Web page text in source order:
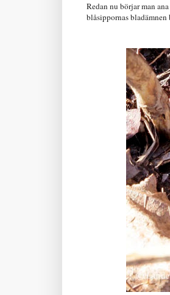
Redan nu börjar man
blåsippornas